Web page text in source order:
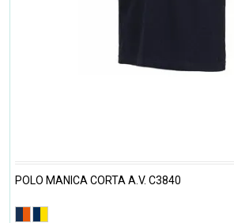
POLO MANICA CORTA A.V. C3840